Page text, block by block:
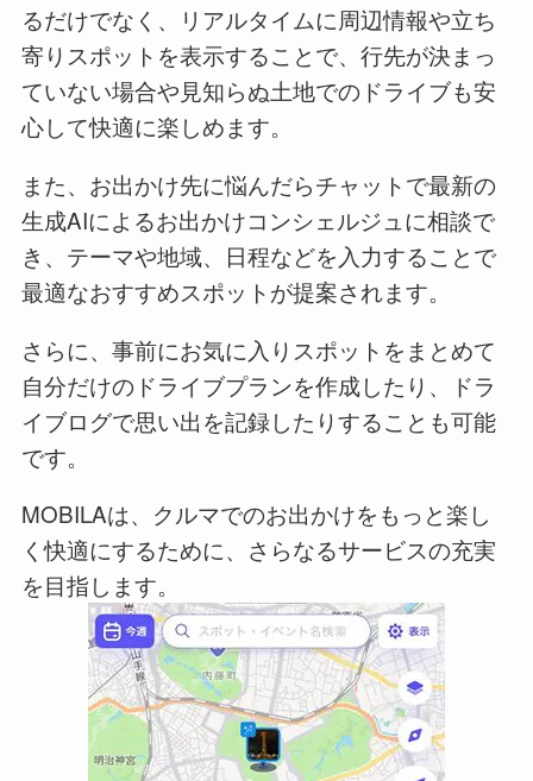
るだけでなく、リアルタイムに周辺情報や立ち
寄りスポットを表示することで、行先が決まっ
ていない場合や見知らぬ土地でのドライブも安
心して快適に楽しめます。
また、お出かけ先に悩んだらチャットで最新の
生成AIによるお出かけコンシェルジュに相談で
き、テーマや地域、日程などを入力することで
最適なおすすめスポットが提案されます。
さらに、事前にお気に入りスポットをまとめて
自分だけのドライブプランを作成したり、ドラ
イブログで思い出を記録したりすることも可能
です。
MOBILAは、クルマでのお出かけをもっと楽し
く快適にするために、さらなるサービスの充実
を目指します。